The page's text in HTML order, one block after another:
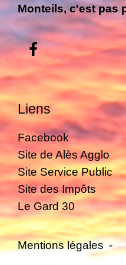
Monteils, c'est pas
Liens
Facebook
Site de Alès Agglo
Site Service Public
Site des Impôts
Le Gard 30
Mentions légales -